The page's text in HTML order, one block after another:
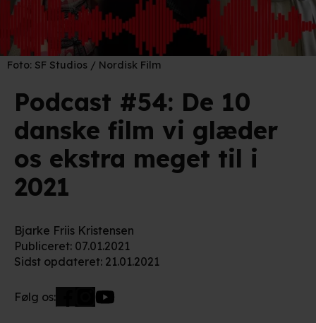
Foto: SF Studios / Nordisk Film
Podcast #54: De 10
danske film vi glæder
os ekstra meget til i
2021
Bjarke Friis Kristensen
Publiceret: 07.01.2021
Sidst opdateret: 21.01.2021
Følg os: